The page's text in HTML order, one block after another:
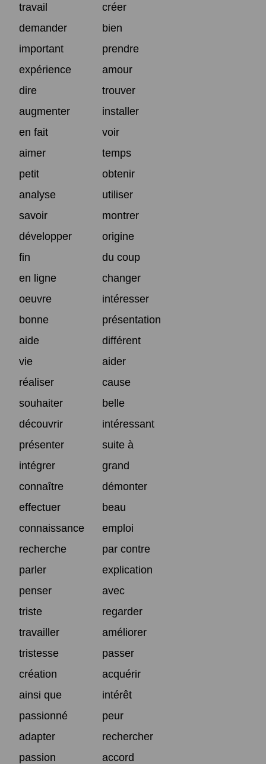
travail
créer
demander
bien
important
prendre
expérience
amour
dire
trouver
augmenter
installer
en fait
voir
aimer
temps
petit
obtenir
analyse
utiliser
savoir
montrer
développer
origine
fin
du coup
en ligne
changer
oeuvre
intéresser
bonne
présentation
aide
différent
vie
aider
réaliser
cause
souhaiter
belle
découvrir
intéressant
présenter
suite à
intégrer
grand
connaître
démonter
effectuer
beau
connaissance
emploi
recherche
par contre
parler
explication
penser
avec
triste
regarder
travailler
améliorer
tristesse
passer
création
acquérir
ainsi que
intérêt
passionné
peur
adapter
rechercher
passion
accord